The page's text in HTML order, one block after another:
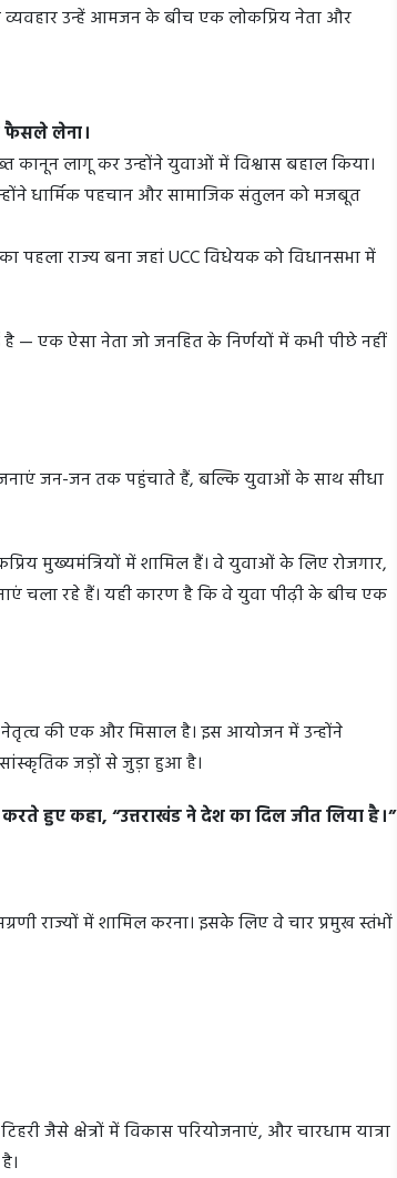
उन्हें आमजन के बीच एक लोकप्रिय नेता और
फैसले लेना।
कानून लागू कर उन्होंने युवाओं में विश्वास बहाल किया।
धार्मिक पहचान और सामाजिक संतुलन को मजबूत
पहला राज्य बना जहां UCC विधेयक को विधानसभा में
है — एक ऐसा नेता जो जनहित के निर्णयों में कभी पीछे नहीं
जन-जन तक पहुंचाते हैं, बल्कि युवाओं के साथ सीधा
मुख्यमंत्रियों में शामिल हैं। वे युवाओं के लिए रोजगार,
चला रहे हैं। यही कारण है कि वे युवा पीढ़ी के बीच एक
नेतृत्व की एक और मिसाल है। इस आयोजन में उन्होंने
जड़ों से जुड़ा हुआ है।
हुए कहा, “उत्तराखंड ने देश का दिल जीत लिया है।”
राज्यों में शामिल करना। इसके लिए वे चार प्रमुख स्तंभों
जैसे क्षेत्रों में विकास परियोजनाएं, और चारधाम यात्रा